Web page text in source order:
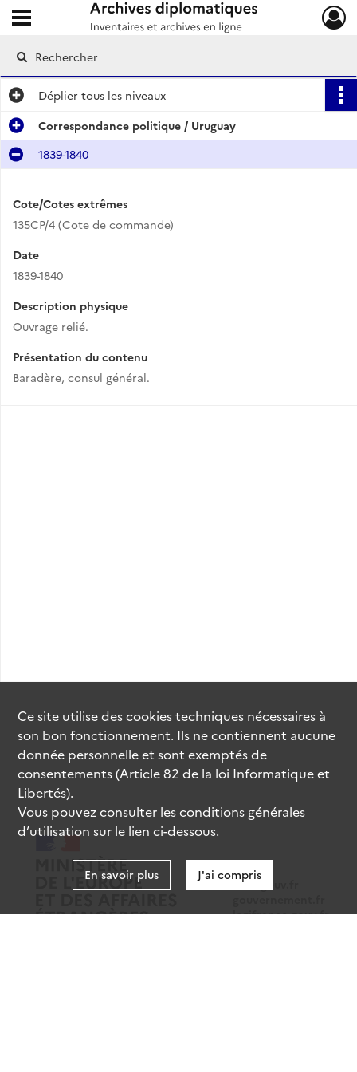
Archives diplomatiques
Ouvrir le menu déroulant
Déplier tous les niveaux
Correspondance politique / Uruguay
1839-1840
Cote/Cotes extrêmes
135CP/4 (Cote de commande)
Date
1839-1840
Description physique
Ouvrage relié.
Présentation du contenu
Baradère, consul général.
data.gouv.fr
legifrance.gouv.fr
Ce site utilise descookiestechniques nécessaires à
son bon fonctionnement. Ils ne contiennent aucune
donnée personnelle et sont exemptés de
consentements (Article 82 de la loi Informatique et
Libertés).
Vous pouvez consulter les conditions générales
d’utilisation sur le lien ci-dessous.
En savoir plus J'ai compris